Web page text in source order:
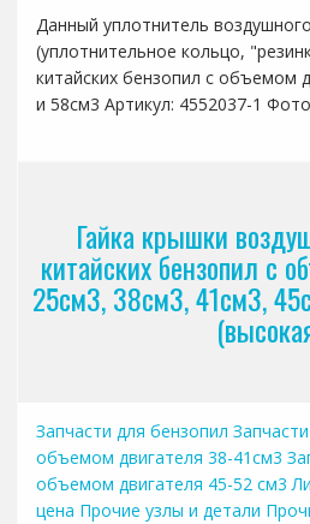
Данный уплотнитель
(уплотнительное кольцо,
китайских бензопил с объемом
и 58см3 Артикул: 4552037-1
Гайка крышки
китайских бензопил с
25см3, 38см3, 41см3,
Запчасти для бензопил
объемом двигателя 38-41см3
объемом двигателя 45-52 см3
цена Прочие узлы и детали